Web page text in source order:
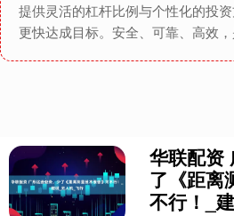
提供灵活的杠杆比例与个性化的投
更快达成目标。安全、可靠、高效，
华联配资
了《距离
不行！_